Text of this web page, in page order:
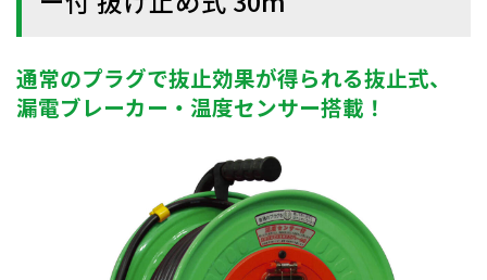
通常のプラグで抜止効果が得られる抜止式、
漏電ブレーカー・温度センサー搭載！